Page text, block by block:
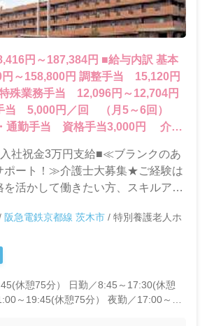
～187,384円 ■給与内訳 基本
～158,800円 調整手当 15,120円
殊業務手当 12,096円～12,704円
当 5,000円／回 （月5～6回）
通勤手当 資格手当3,000円 介護
社祝金3万円支給■≪ブランクのあ
ポート！≫介護士大募集★ご経験は
を活かして働きたい方、スキルアッ
阪急電鉄京都線 茨木市 / 特別養護老人ホ
休憩75分）
日勤／8:45～17:30(休憩
～19:45(休憩75分）
夜勤／17:00～翌